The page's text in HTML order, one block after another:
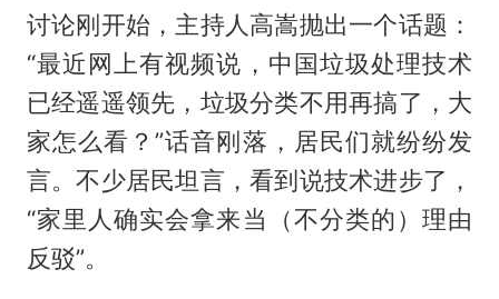
讨论刚开始，主持人高嵩抛出一个话题：
“最近网上有视频说，中国垃圾处理技术
已经遥遥领先，垃圾分类不用再搞了，大
家怎么看？”话音刚落，居民们就纷纷发
言。不少居民坦言，看到说技术进步了，
“家里人确实会拿来当（不分类的）理由
反驳”。